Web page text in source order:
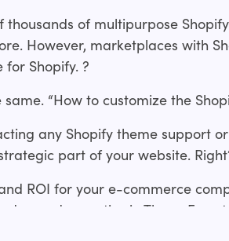
thousands of multipurpose
However, marketplaces with
Shopify. ?
“How to customize the
any Shopify theme support
part of your website.
ROI for your e-commerce
and expertise in
have covered you from making